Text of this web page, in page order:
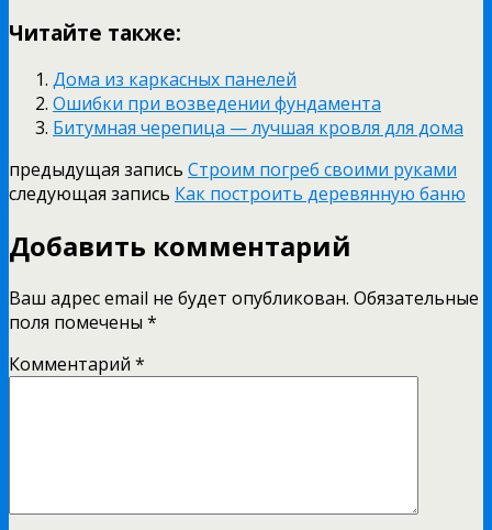
Читайте также:
Дома из каркасных панелей
Ошибки при возведении фундамента
Битумная черепица — лучшая кровля для дома
предыдущая запись Строим погреб своими руками
следующая запись Как построить деревянную баню
Добавить комментарий
Ваш адрес email не будет опубликован. Обязательные
поля помечены *
Комментарий *